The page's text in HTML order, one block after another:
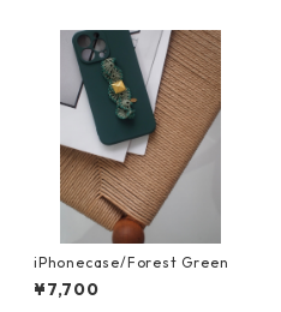
iPhonecase/Forest Green
¥7,700